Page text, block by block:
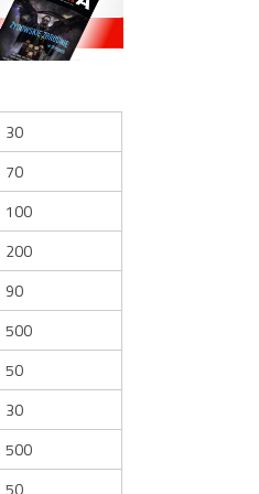
30
70
100
200
90
500
50
30
500
50